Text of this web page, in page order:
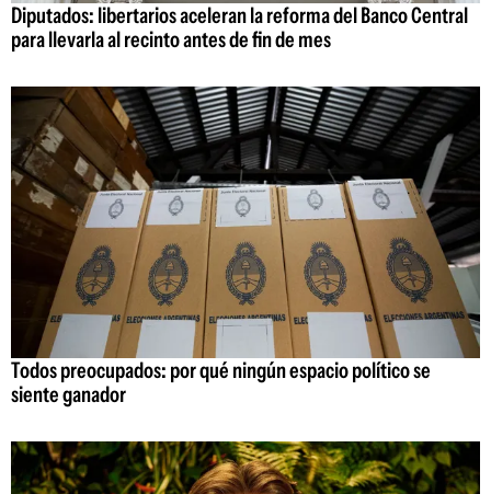
Diputados: libertarios aceleran la reforma del Banco Central
para llevarla al recinto antes de fin de mes
Todos preocupados: por qué ningún espacio político se
siente ganador